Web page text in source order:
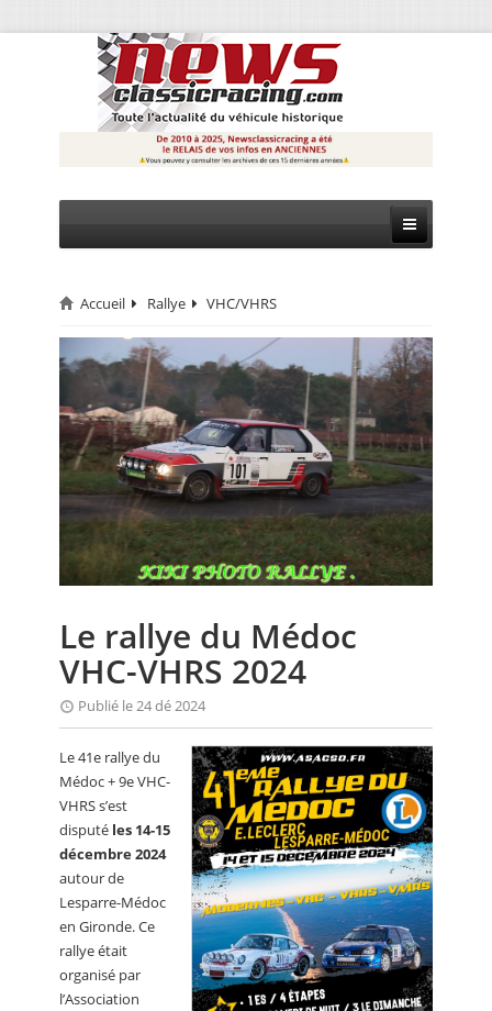
CIRCUIT
RALLYE
MONTAGNE
EVÈNEMENTS
CALENDRIER
FOCUS
ANNUAIRES
PETITES ANNONCES
Accueil Rallye VHC/VHRS
Le rallye du Médoc
VHC-VHRS 2024
Publié le 24 dé 2024
Le 41e rallye du
Médoc + 9e VHC-
VHRS s’est
disputé les 14-15
décembre 2024
autour de
Lesparre-Médoc
en Gironde. Ce
rallye était
organisé par
l’Association